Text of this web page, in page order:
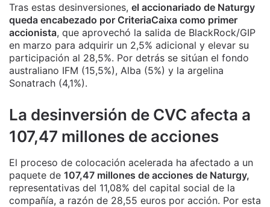
Tras estas desinversiones, el accionariado de Naturgy
queda encabezado por CriteriaCaixa como primer
accionista, que aprovechó la salida de BlackRock/GIP
en marzo para adquirir un 2,5% adicional y elevar su
participación al 28,5%. Por detrás se sitúan el fondo
australiano IFM (15,5%), Alba (5%) y la argelina
Sonatrach (4,1%).
La desinversión de CVC afecta a
107,47 millones de acciones
El proceso de colocación acelerada ha afectado a un
paquete de 107,47 millones de acciones de Naturgy,
representativas del 11,08% del capital social de la
compañía, a razón de 28,55 euros por acción. Por esta